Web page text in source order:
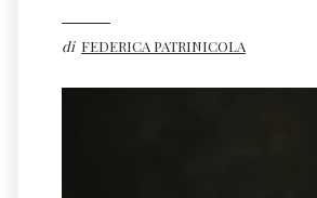
di FEDERICA PATRINICOLA